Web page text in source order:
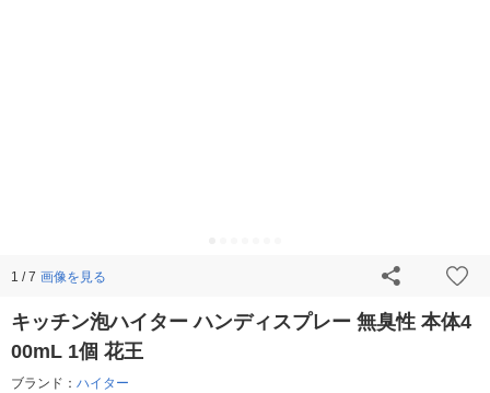
1 / 7 画像を見る
キッチン泡ハイター ハンディスプレー 無臭性 本体4
00mL 1個 花王
ブランド： ハイター